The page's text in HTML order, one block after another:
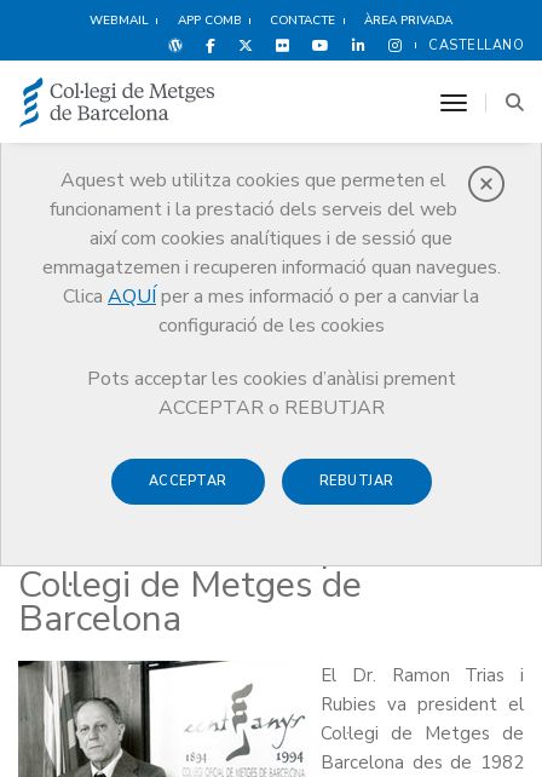
WEBMAIL APP COMB CONTACTE ÀREA PRIVADA
CASTELLANO
Aquest web utilitza cookies que permeten el
funcionament i la prestació dels serveis del web
així com cookies analítiques i de sessió que
emmagatzemen i recuperen informació quan navegues.
Clica AQUÍ per a mes informació o per a canviar la
configuració de les cookies
Pots acceptar les cookies d’anàlisi prement
ACCEPTAR o REBUTJAR
ACCEPTAR REBUTJAR
toggle
Notícies
Comunicació
Notícies
Recordant la figura del Dr. Trias i Rubies al capdavant del Col·legi de
Metges de Barcelona
17 DE MARÇ DE 2016
Recordant la figura del Dr.
Trias i Rubies al capdavant del
Col·legi de Metges de
Barcelona
El Dr. Ramon Trias i
Rubies va president el
Col·legi de Metges de
Barcelona des de 1982